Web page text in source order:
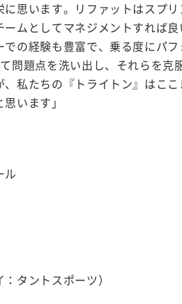
思います。リファットはスプ
ムとしてマネジメントすれば
の経験も豊富で、乗る度にパ
問題点を洗い出し、それらを克
私たちの『トライトン』はこ
います」
ル
タントスポーツ）